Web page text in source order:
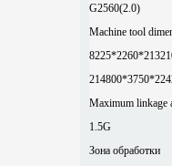
G2560(2.0)
Machine tool
8225*2260*2132
2
Maximum linkage
1.5G
Зона обработки